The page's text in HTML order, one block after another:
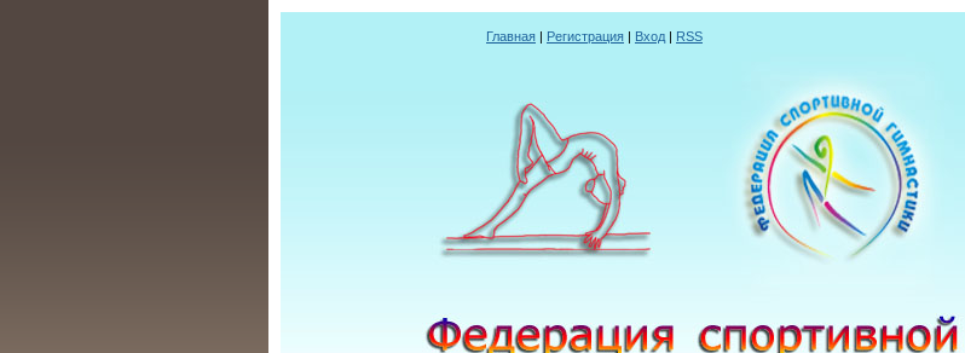
Главная | Регистрация | Вход | RSS